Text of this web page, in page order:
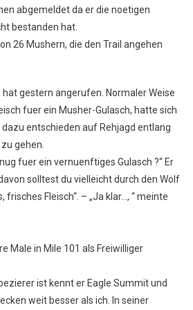
abgemeldet da er die noetigen
bestanden hat.
26 Mushern, die den Trail angehen
gestern angerufen. Normaler Weise
fuer ein Musher-Gulasch, hatte sich
entschieden auf Rehjagd entlang
gehen.
fuer ein vernuenftiges Gulasch ?“ Er
solltest du vielleicht durch den Wolf
frisches Fleisch“. – „Ja klar…, “ meinte
Male in Mile 101 als Freiwilliger
ist kennt er Eagle Summit und
weit besser als ich. In seiner